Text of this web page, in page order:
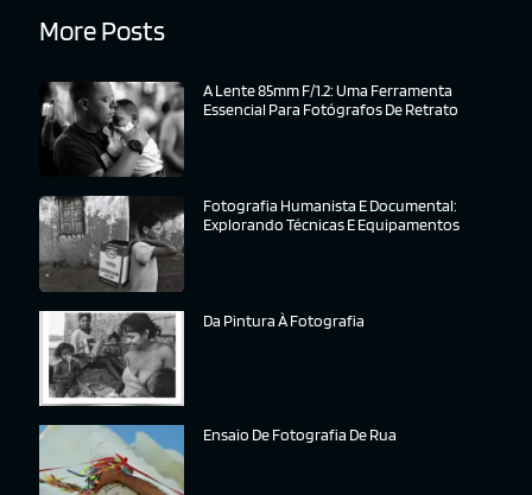
More Posts
A Lente 85mm F/1.2: Uma Ferramenta
Essencial Para Fotógrafos De Retrato
Fotografia Humanista E Documental:
Explorando Técnicas E Equipamentos
Da Pintura À Fotografia
Ensaio De Fotografia De Rua